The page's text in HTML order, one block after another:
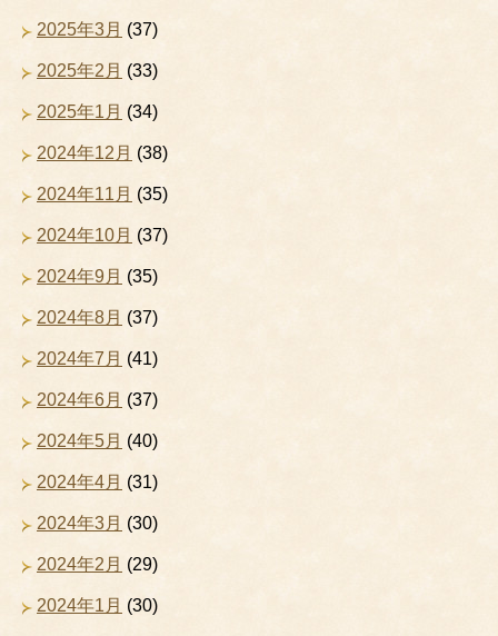
2025年3月 (37)
2025年2月 (33)
2025年1月 (34)
2024年12月 (38)
2024年11月 (35)
2024年10月 (37)
2024年9月 (35)
2024年8月 (37)
2024年7月 (41)
2024年6月 (37)
2024年5月 (40)
2024年4月 (31)
2024年3月 (30)
2024年2月 (29)
2024年1月 (30)